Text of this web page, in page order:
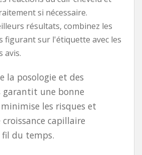
si nécessaire.
résultats, combinez les
figurant sur l'étiquette avec les
avis.
la posologie et des
une bonne
les risques et
capillaire
du temps.